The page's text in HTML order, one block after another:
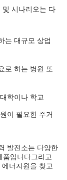
및 시나리오는 다
는 대규모 상업
로 하는 병원 또
학이나 학교
이 필요한 주거
발전소는 다양한
품입니다그리고
너지원을 찾고